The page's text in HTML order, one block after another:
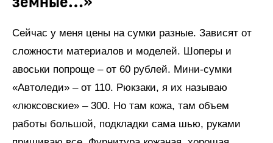
Сейчас у меня цены на сумки разные. Зависят от
сложности материалов и моделей. Шоперы и
авоськи попроще – от 60 рублей. Мини-сумки
«Автоледи» – от 110. Рюкзаки, я их называю
«люксовские» – 300. Но там кожа, там объем
работы большой, подкладки сама шью, руками